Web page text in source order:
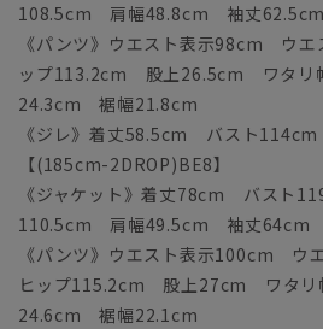
108.5cm 肩幅48.8cm 袖丈62.5cm
《パンツ》ウエスト表示98cm ウ
ップ113.2cm 股上26.5cm ワタ
24.3cm 裾幅21.8cm
《ジレ》着丈58.5cm バスト
【(185cm-2DROP)BE8】
《ジャケット》着丈78cm バスト
110.5cm 肩幅49.5cm 袖丈64cm
《パンツ》ウエスト表示100cm ウ
ヒップ115.2cm 股上27cm ワタ
24.6cm 裾幅22.1cm